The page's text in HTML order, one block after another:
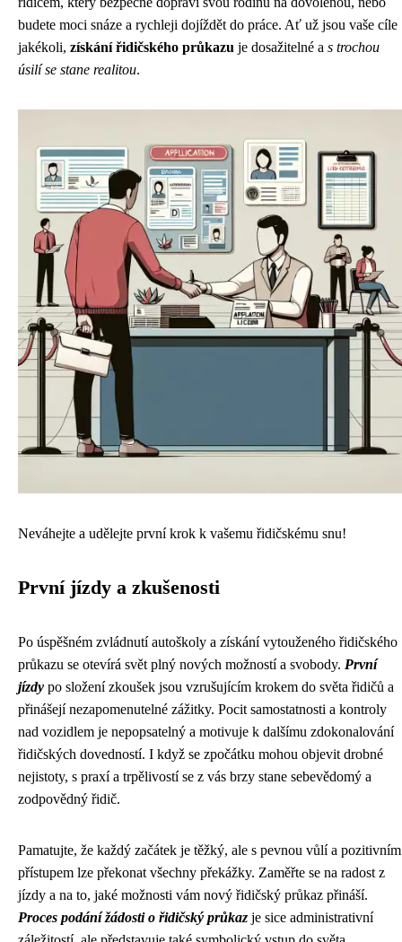
budete moci snáze a rychleji dojíždět do práce. Ať už jsou vaše cíle
jakékoli, získání řidičského průkazu je dosažitelné a s trochou
úsilí se stane realitou.
Neváhejte a udělejte první krok k vašemu řidičskému snu!
První jízdy a zkušenosti
Po úspěšném zvládnutí autoškoly a získání vytouženého řidičského
průkazu se otevírá svět plný nových možností a svobody. První
jízdy po složení zkoušek jsou vzrušujícím krokem do světa řidičů a
přinášejí nezapomenutelné zážitky. Pocit samostatnosti a kontroly
nad vozidlem je nepopsatelný a motivuje k dalšímu zdokonalování
řidičských dovedností. I když se zpočátku mohou objevit drobné
nejistoty, s praxí a trpělivostí se z vás brzy stane sebevědomý a
zodpovědný řidič.
Pamatujte, že každý začátek je těžký, ale s pevnou vůlí a pozitivním
přístupem lze překonat všechny překážky. Zaměřte se na radost z
jízdy a na to, jaké možnosti vám nový řidičský průkaz přináší.
Proces podání žádosti o řidičský průkaz je sice administrativní